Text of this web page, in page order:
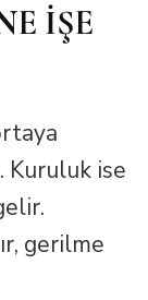
İŞE
Kuruluk ise
gerilme